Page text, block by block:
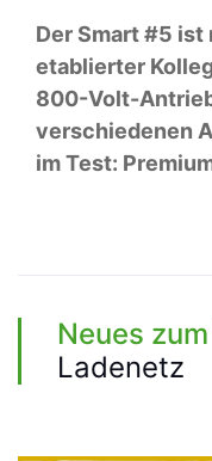
Der Smart #5
etablierter
800-Volt-
verschiedenen
im Test:
Neues
Ladenetz